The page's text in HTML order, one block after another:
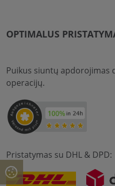
OPTIMALUS
Puikus siuntų apdorojimas
operacijų.
Pristatymas su DHL & DPD: